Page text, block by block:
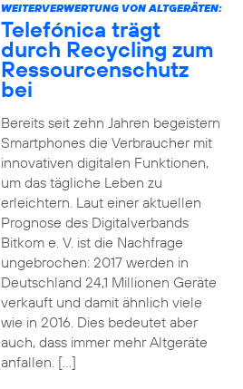
WEITERVERWERTUNG VON ALTGERÄTEN:
Telefónica trägt
durch Recycling zum
Ressourcenschutz
bei
Bereits seit zehn Jahren begeistern
Smartphones die Verbraucher mit
innovativen digitalen Funktionen,
um das tägliche Leben zu
erleichtern. Laut einer aktuellen
Prognose des Digitalverbands
Bitkom e. V. ist die Nachfrage
ungebrochen: 2017 werden in
Deutschland 24,1 Millionen Geräte
verkauft und damit ähnlich viele
wie in 2016. Dies bedeutet aber
auch, dass immer mehr Altgeräte
anfallen. […]